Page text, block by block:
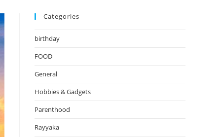
Categories
birthday
FOOD
General
Hobbies & Gadgets
Parenthood
Rayyaka